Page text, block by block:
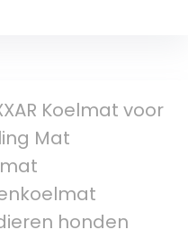
Koelmat voor
Mat
honden